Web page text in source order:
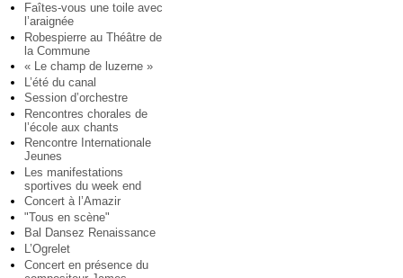
Faîtes-vous une toile avec
l’araignée
Robespierre au Théâtre de
la Commune
« Le champ de luzerne »
L’été du canal
Session d’orchestre
Rencontres chorales de
l’école aux chants
Rencontre Internationale
Jeunes
Les manifestations
sportives du week end
Concert à l’Amazir
"Tous en scène"
Bal Dansez Renaissance
L’Ogrelet
Concert en présence du